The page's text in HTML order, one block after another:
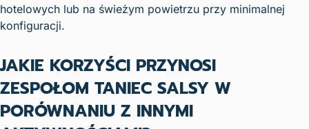
hotelowych lub na świeżym powietrzu przy minimalnej
konfiguracji.
JAKIE KORZYŚCI PRZYNOSI
ZESPOŁOM TANIEC SALSY W
PORÓWNANIU Z INNYMI